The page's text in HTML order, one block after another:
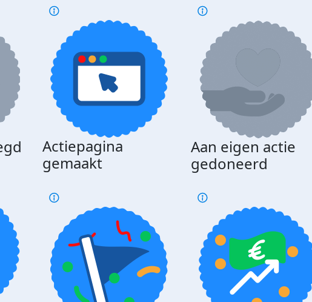
Actiepagina
gemaakt
Aan eigen actie
gedoneerd